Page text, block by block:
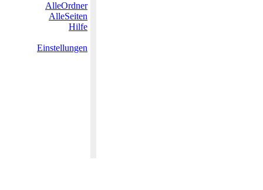
AlleOrdner
AlleSeiten
Hilfe
Einstellungen